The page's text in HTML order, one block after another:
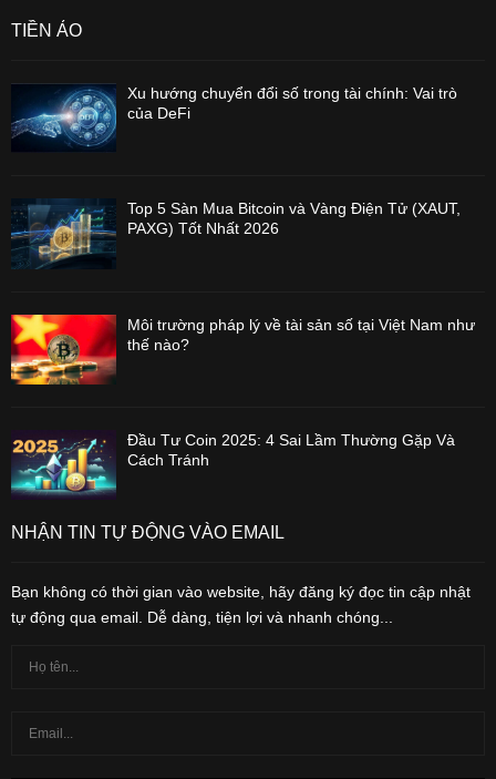
TIỀN ẢO
Xu hướng chuyển đổi số trong tài chính: Vai trò
của DeFi
Top 5 Sàn Mua Bitcoin và Vàng Điện Tử (XAUT,
PAXG) Tốt Nhất 2026
Môi trường pháp lý về tài sản số tại Việt Nam như
thế nào?
Đầu Tư Coin 2025: 4 Sai Lầm Thường Gặp Và
Cách Tránh
NHẬN TIN TỰ ĐỘNG VÀO EMAIL
Bạn không có thời gian vào website, hãy đăng ký đọc tin cập nhật
tự động qua email. Dễ dàng, tiện lợi và nhanh chóng...